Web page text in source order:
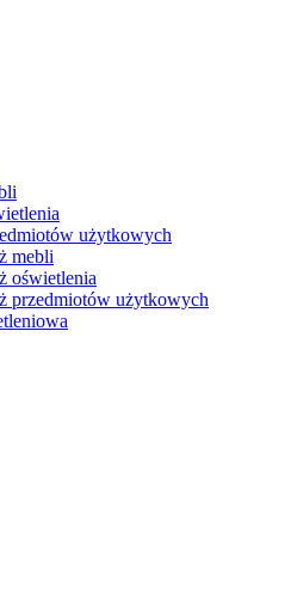
użytkowych
mebli
oświetlenia
przedmiotów użytkowych